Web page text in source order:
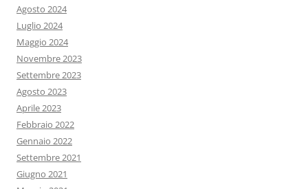
Agosto 2024
Luglio 2024
Maggio 2024
Novembre 2023
Settembre 2023
Agosto 2023
Aprile 2023
Febbraio 2022
Gennaio 2022
Settembre 2021
Giugno 2021